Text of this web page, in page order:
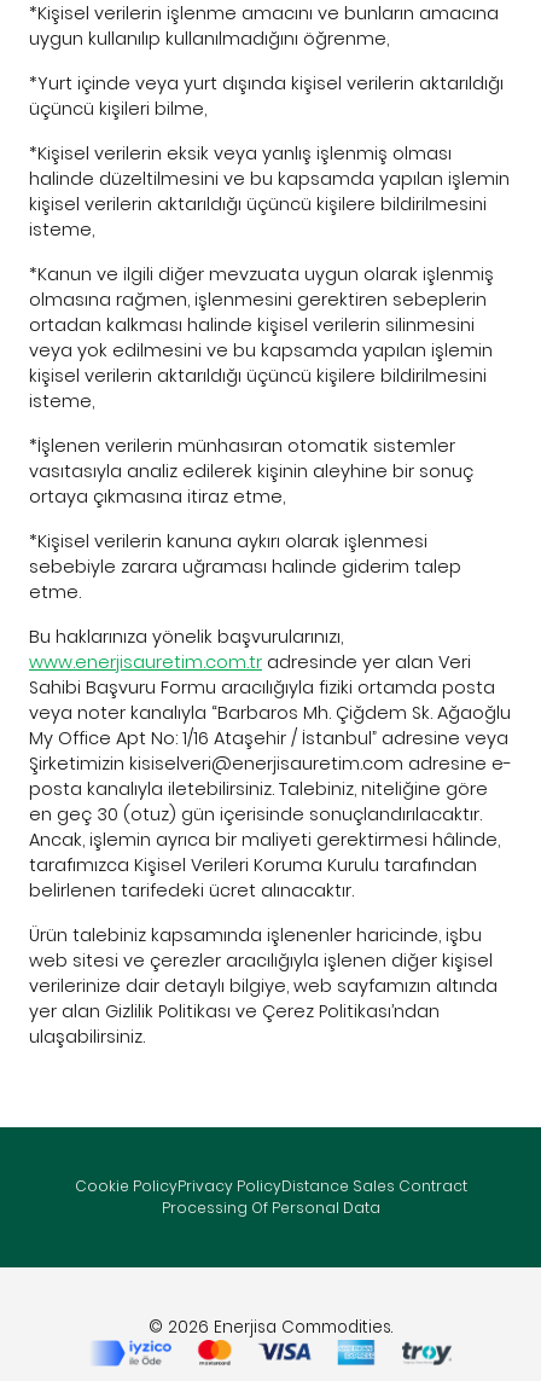
*Kişisel verilerin işlenme amacını ve bunların amacına
uygun kullanılıp kullanılmadığını öğrenme,
*Yurt içinde veya yurt dışında kişisel verilerin aktarıldığı
üçüncü kişileri bilme,
*Kişisel verilerin eksik veya yanlış işlenmiş olması
halinde düzeltilmesini ve bu kapsamda yapılan işlemin
kişisel verilerin aktarıldığı üçüncü kişilere bildirilmesini
isteme,
*Kanun ve ilgili diğer mevzuata uygun olarak işlenmiş
olmasına rağmen, işlenmesini gerektiren sebeplerin
ortadan kalkması halinde kişisel verilerin silinmesini
veya yok edilmesini ve bu kapsamda yapılan işlemin
kişisel verilerin aktarıldığı üçüncü kişilere bildirilmesini
isteme,
*İşlenen verilerin münhasıran otomatik sistemler
vasıtasıyla analiz edilerek kişinin aleyhine bir sonuç
ortaya çıkmasına itiraz etme,
*Kişisel verilerin kanuna aykırı olarak işlenmesi
sebebiyle zarara uğraması halinde giderim talep
etme.
Bu haklarınıza yönelik başvurularınızı,
www.enerjisauretim.com.tr adresinde yer alan Veri
Sahibi Başvuru Formu aracılığıyla fiziki ortamda posta
veya noter kanalıyla “Barbaros Mh. Çiğdem Sk. Ağaoğlu
My Office Apt No: 1/16 Ataşehir / İstanbul” adresine veya
Şirketimizin kisiselveri@enerjisauretim.com adresine e-
posta kanalıyla iletebilirsiniz. Talebiniz, niteliğine göre
en geç 30 (otuz) gün içerisinde sonuçlandırılacaktır.
Ancak, işlemin ayrıca bir maliyeti gerektirmesi hâlinde,
tarafımızca Kişisel Verileri Koruma Kurulu tarafından
belirlenen tarifedeki ücret alınacaktır.
Ürün talebiniz kapsamında işlenenler haricinde, işbu
web sitesi ve çerezler aracılığıyla işlenen diğer kişisel
verilerinize dair detaylı bilgiye, web sayfamızın altında
yer alan Gizlilik Politikası ve Çerez Politikası’ndan
ulaşabilirsiniz.
Cookie PolicyPrivacy PolicyDistance Sales Contract
Processing Of Personal Data
© 2026 Enerjisa Commodities.